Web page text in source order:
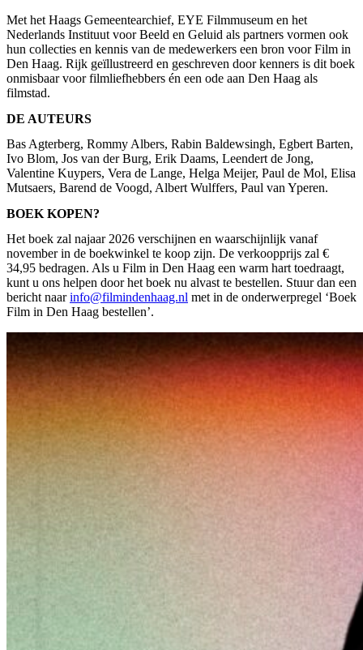
Met het Haags Gemeentearchief, EYE Filmmuseum en het
Nederlands Instituut voor Beeld en Geluid als partners vormen ook
hun collecties en kennis van de medewerkers een bron voor Film in
Den Haag. Rijk geïllustreerd en geschreven door kenners is dit boek
onmisbaar voor filmliefhebbers én een ode aan Den Haag als
filmstad.
DE AUTEURS
Bas Agterberg, Rommy Albers, Rabin Baldewsingh, Egbert Barten,
Ivo Blom, Jos van der Burg, Erik Daams, Leendert de Jong,
Valentine Kuypers, Vera de Lange, Helga Meijer, Paul de Mol, Elisa
Mutsaers, Barend de Voogd, Albert Wulffers, Paul van Yperen.
BOEK KOPEN?
Het boek zal najaar 2026 verschijnen en waarschijnlijk vanaf
november in de boekwinkel te koop zijn. De verkoopprijs zal €
34,95 bedragen. Als u Film in Den Haag een warm hart toedraagt,
kunt u ons helpen door het boek nu alvast te bestellen. Stuur dan een
bericht naarinfo@filmindenhaag.nl met in de onderwerpregel ‘Boek
Film in Den Haag bestellen’.